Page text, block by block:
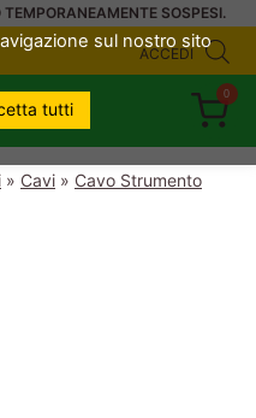
SOSPESI.
ACCEDI
0
» Cavi » Cavo Strumento
sul nostro sito
tutti